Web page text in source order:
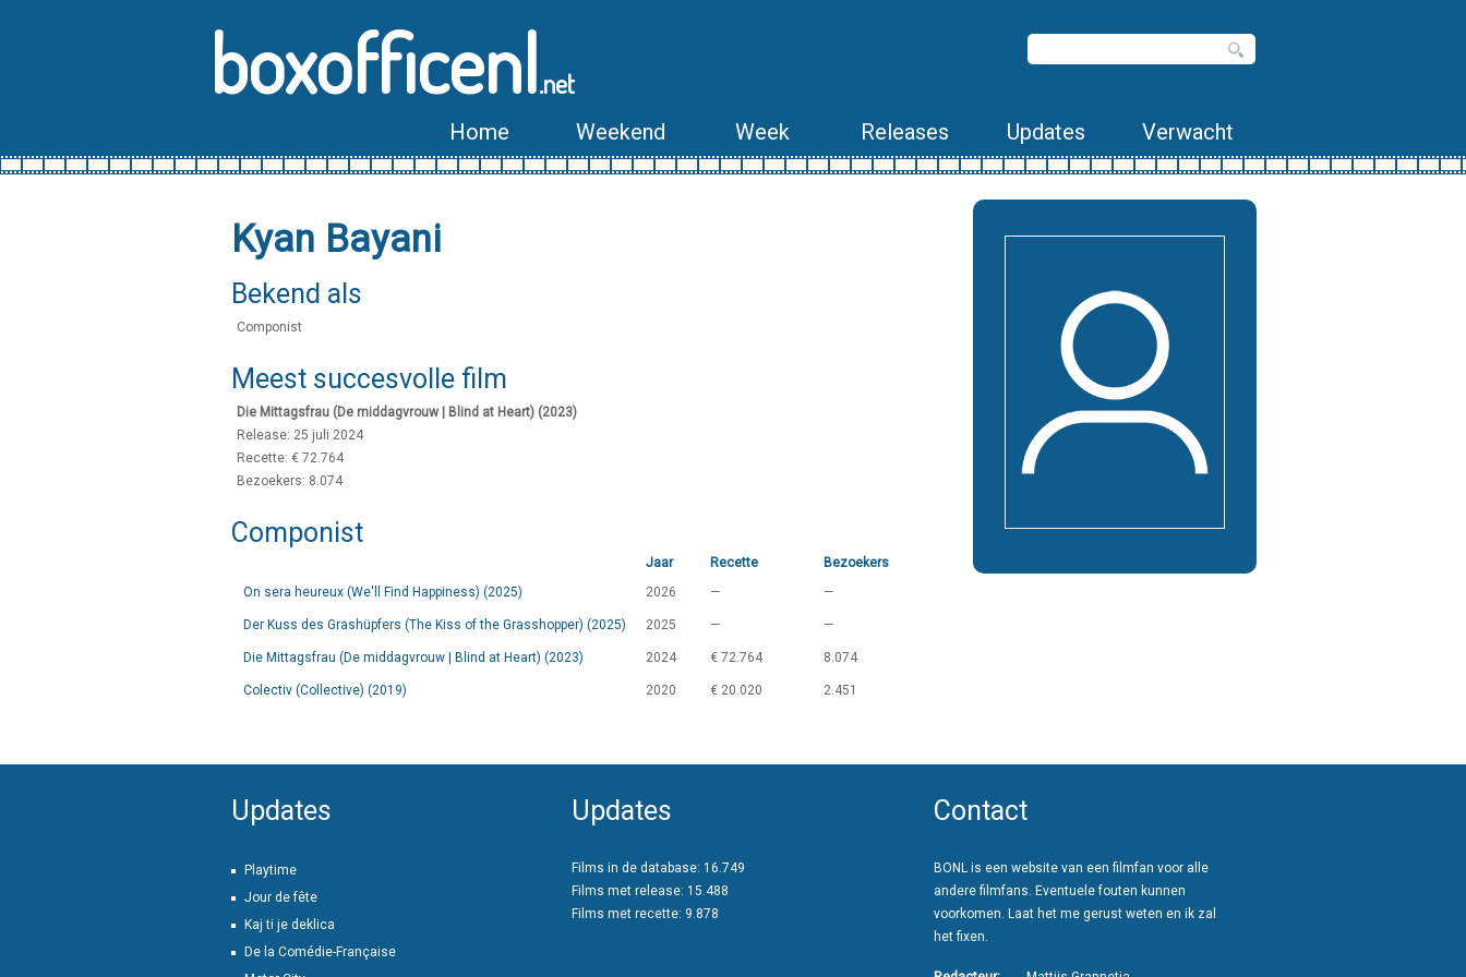
boxofficenl.net
Home Weekend Week Releases Updates Verwacht
Kyan Bayani
Bekend als
Componist
Meest succesvolle film
Die Mittagsfrau (De middagvrouw | Blind at Heart) (2023)
Release: 25 juli 2024
Recette: € 72.764
Bezoekers: 8.074
Componist
Jaar Recette
Bezoekers
On sera heureux (We'll Find Happiness) (2025)
2026 — —
Der Kuss des Grashüpfers (The Kiss of the Grasshopper) (2025) 2025 — —
Die Mittagsfrau (De middagvrouw | Blind at Heart) (2023) 2024 € 72.764 8.074
Colectiv (Collective) (2019) 2020 € 20.020 2.451
Updates
Playtime
Jour de fête
Kaj ti je deklica
De la Comédie-Française
Updates
Films in de database: 16.749
Films met release: 15.488
Films met recette: 9.878
Contact
BONL is een website van een filmfan voor alle
andere filmfans. Eventuele fouten kunnen
voorkomen. Laat het me gerust weten en ik zal
het fixen.